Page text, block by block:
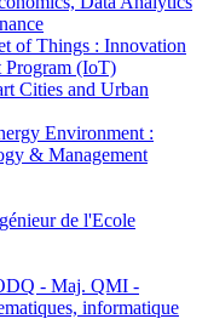
of Things : Innovation
Program (IoT)
Cities and Urban
Environment :
& Management
de l'Ecole
- Maj. QMI -
informatique